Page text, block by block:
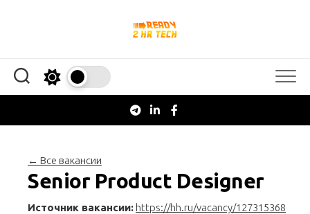
← Все вакансии
Senior Product Designer
Источник вакансии: https://hh.ru/vacancy/127315368